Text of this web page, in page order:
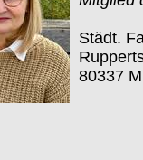
Städt.
80337